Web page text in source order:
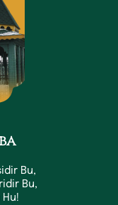
Bu,
Bu,
Hu!